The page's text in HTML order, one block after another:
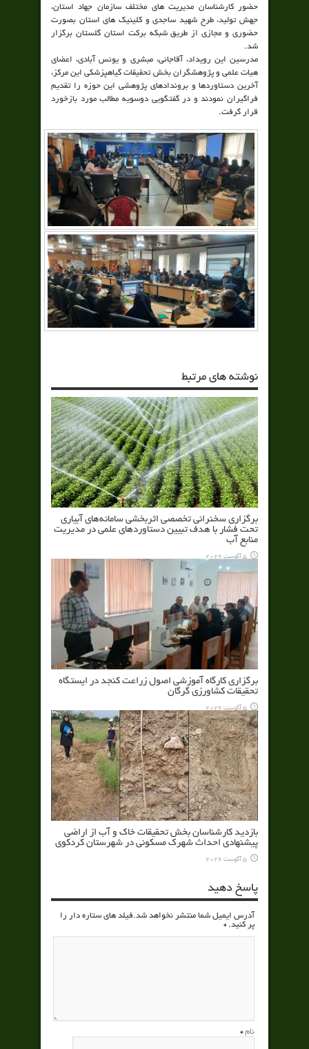
حضور کارشناسان مدیریت های مختلف سازمان جهاد استان،
جهش تولید، طرح شهید ساجدی و کلینیک های استان بصورت
حضوری و مجازی از طریق شبکه برکت استان گلستان برگزار
شد.
مدرسین این رویداد، آقاجانی، مبشری و یونس آبادی، اعضای
هیات علمی و پژوهشگران بخش تحقیقات گیاهپزشکی این مرکز،
آخرین دستاوردها و بروندادهای پژوهشی این حوزه را تقدیم
فراگیران نمودند و در گفتگویی دوسویه مطالب مورد بازخورد
قرار گرفت.
نوشته های مرتبط
برگزاری سخنرانی تخصصی اثربخشی سامانه‌های آبیاری
تحت فشار با هدف تبیین دستاوردهای علمی در مدیریت
منابع آب
5 آگوست 2026
برگزاری کارگاه آموزشی اصول زراعت کنجد در ایستگاه
تحقیقات کشاورزی گرگان
5 آگوست 2026
بازدید کارشناسان بخش تحقیقات خاک و آب از اراضی
پیشنهادی احداث شهرک مسکونی در شهرستان کردکوی
5 آگوست 2026
پاسخ دهید
آدرس ایمیل شما منتشر نخواهد شد.فیلد های ستاره دار را
پر کنید.*
نام *